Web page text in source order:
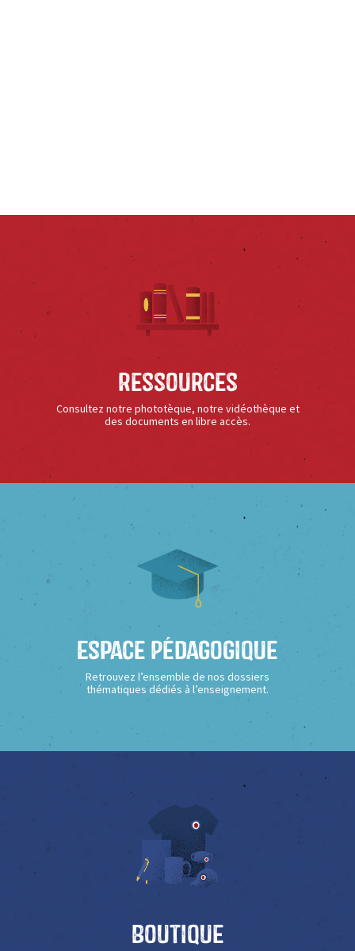
Ressources
Consultez notre phototèque, notre vidéothèque et
des documents en libre accès.
Espace Pédagogique
Retrouvez l’ensemble de nos dossiers
thématiques dédiés à l’enseignement.
Boutique